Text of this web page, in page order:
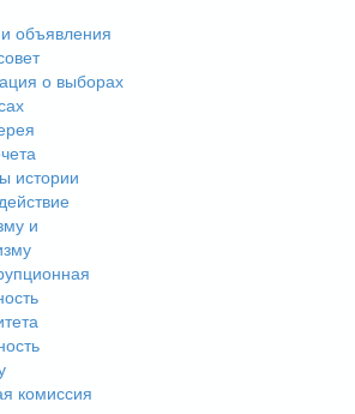
объявления
о выборах
истории
и
комиссия